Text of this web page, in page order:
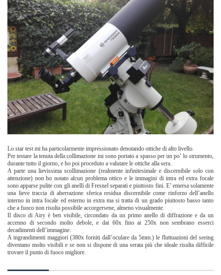
Lo star test mi ha particolarmente impressionato denotando ottiche di alto livello.
Per testare la tenuta della collimazione mi sono portato a spasso per un po’ lo strumento,
durante tutto il giorno, e ho poi proceduto a valutare le ottiche alla sera.
A parte una lievissima scollimazione (realmente infinitesimale e discernibile solo con
attenzione) non ho notato alcun problema ottico e le immagini di intra ed extra focale
sono apparse pulite con gli anelli di Fresnel separati e piuttosto fini. E’ emersa solamente
una lieve traccia di aberrazione sferica residua discernibile come rinforzo dell’anello
interno in intra focale ed esterno in extra ma si tratta di un grado piuttosto basso tanto
che a fuoco non risulta possibile accorgersene, almeno visualmente.
Il disco di Airy è ben visibile, circondato da un primo anello di diffrazione e da un
accenno di secondo molto debole, e dai 60x fino ai 250x non sembrano esserci
decadimenti dell’immagine.
A ingrandimenti maggiori (380x forniti dall’oculare da 5mm.) le fluttuazioni del seeing
diventano molto visibili e se non si dispone di una serata più che ideale risulta difficile
trovare il punto di fuoco migliore.